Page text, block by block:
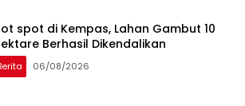
spot di Kempas, Lahan Gambut 10
Berhasil Dikendalikan
06/08/2026